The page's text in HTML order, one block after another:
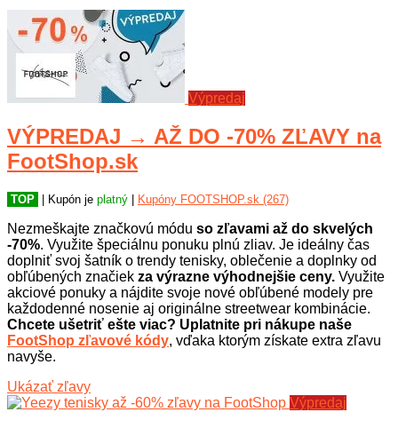
Výpredaj
VÝPREDAJ → AŽ DO -70% ZĽAVY na
FootShop.sk
TOP | Kupón je platný Kupóny FOOTSHOP.sk (267)
Nezmeškajte značkovú módu so zľavami až do skvelých
-70%. Využite špeciálnu ponuku plnú zliav. Je ideálny čas
doplniť svoj šatník o trendy tenisky, oblečenie a doplnky od
obľúbených značiek za výrazne výhodnejšie ceny. Využite
akciové ponuky a nájdite svoje nové obľúbené modely pre
každodenné nosenie aj originálne streetwear kombinácie.
Chcete ušetriť ešte viac? Uplatnite pri nákupe naše
FootShop zľavové kódy, vďaka ktorým získate extra zľavu
navyše.
Ukázať zľavy
Výpredaj